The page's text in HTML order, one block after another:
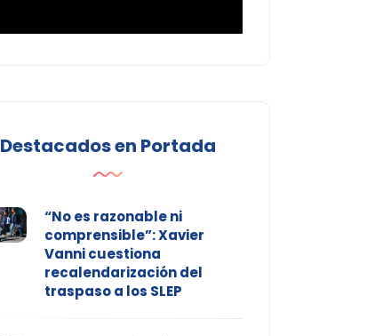
Destacados en Portada
“No es razonable ni
comprensible”: Xavier
Vanni cuestiona
recalendarización del
traspaso a los SLEP